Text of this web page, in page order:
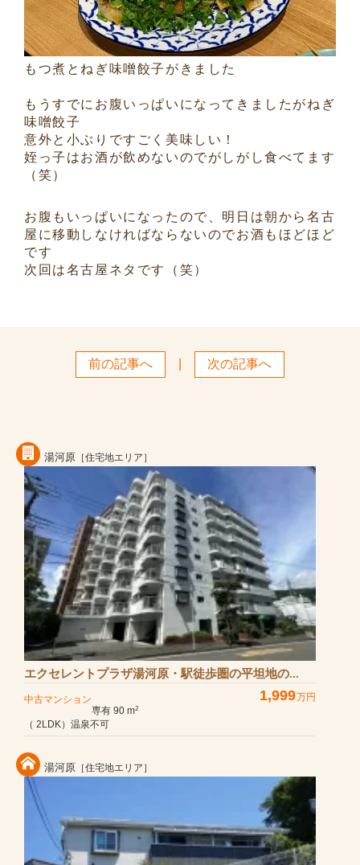
もつ煮とねぎ味噌餃子がきました
もうすでにお腹いっぱいになってきましたがねぎ
味噌餃子
意外と小ぶりですごく美味しい！
姪っ子はお酒が飲めないのでがしがし食べてます
（笑）
お腹もいっぱいになったので、明日は朝から名古
屋に移動しなければならないのでお酒もほどほど
です
次回は名古屋ネタです（笑）
前の記事へ 次の記事へ
湯河原 ［住宅地エリア］
エクセレントプラザ湯河原・駅徒歩圏の平坦地の...
中古マンション 1,999万円
専有 90 m2
（ 2LDK）温泉不可
湯河原 ［住宅地エリア］